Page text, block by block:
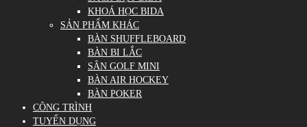
KHOÁ HỌC BIDA
SẢN PHẨM KHÁC
BÀN SHUFFLEBOARD
BÀN BI LẮC
SÂN GOLF MINI
BÀN AIR HOCKEY
BÀN POKER
CÔNG TRÌNH
TUYỂN DỤNG